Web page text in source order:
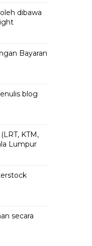
dibawa
Bayaran
blog
KTM,
Lumpur
secara